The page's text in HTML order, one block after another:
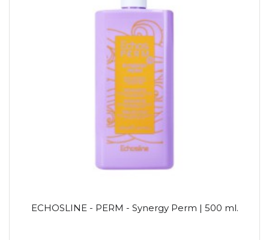
ECHOSLINE - PERM - Synergy Perm | 500 ml.